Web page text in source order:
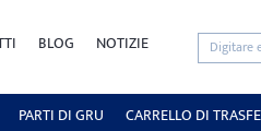
BLOG NOTIZIE
PARTI DI GRU CARRELLO DI